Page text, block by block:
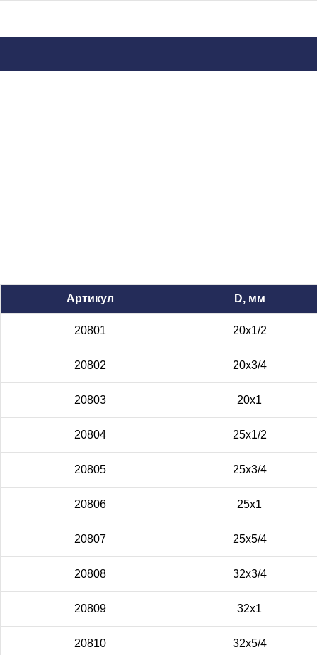
Артикул D, мм
20801 20х1/2
20802 20х3/4
20803 20х1
20804 25х1/2
20805 25х3/4
20806 25х1
20807 25х5/4
20808 32х3/4
20809 32х1
20810 32х5/4